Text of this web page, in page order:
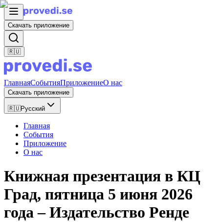
Скачать приложение
🇷🇺
ГлавнаяСобытияПриложениеО нас
Скачать приложение
🇷🇺Русский
Главная
События
Приложение
О нас
Книжная презентация в КЦ
Град, пятница 5 июня 2026
года – Издательство Ренде